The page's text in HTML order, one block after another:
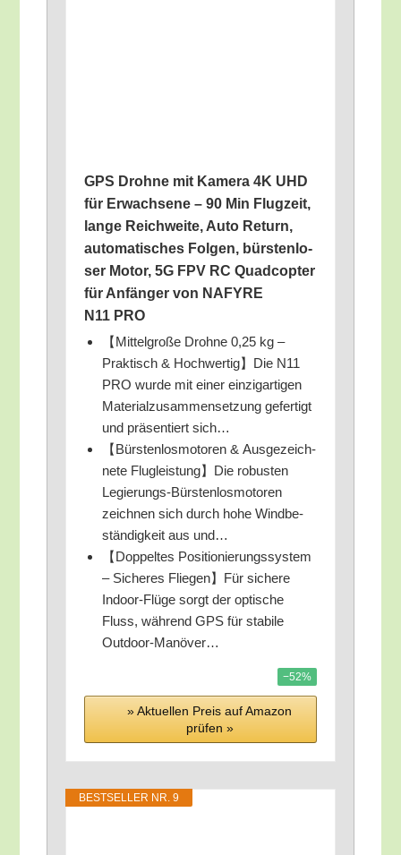
GPS Droh­ne mit Kame­ra 4K UHD
für Erwach­se­ne – 90 Min Flug­zeit,
lan­ge Reich­wei­te, Auto Return,
auto­ma­ti­sches Fol­gen, bürs­ten­lo­
ser Motor, 5G FPV RC Quad­c­op­ter
für Anfän­ger von NAFYRE
N11 PRO
【Mit­tel­gro­ße Droh­ne 0,25 kg –
Prak­tisch & Hochwertig】Die N11
PRO wur­de mit einer ein­zig­ar­ti­gen
Mate­ri­al­zu­sam­men­set­zung gefer­tigt
und prä­sen­tiert sich…
【Bürs­ten­los­mo­to­ren & Aus­ge­zeich­
ne­te Flugleistung】Die robus­ten
Legie­rungs-Bürs­ten­los­mo­to­ren
zeich­nen sich durch hohe Wind­be­
stän­dig­keit aus und…
【Dop­pel­tes Posi­tio­nie­rungs­sys­tem
– Siche­res Fliegen】Für siche­re
Indoor-Flü­ge sorgt der opti­sche
Fluss, wäh­rend GPS für sta­bi­le
Outdoor-Manöver…
−52%
» Aktu­el­len Preis auf Ama­zon
prü­fen »
BEST­SEL­LER NR. 9